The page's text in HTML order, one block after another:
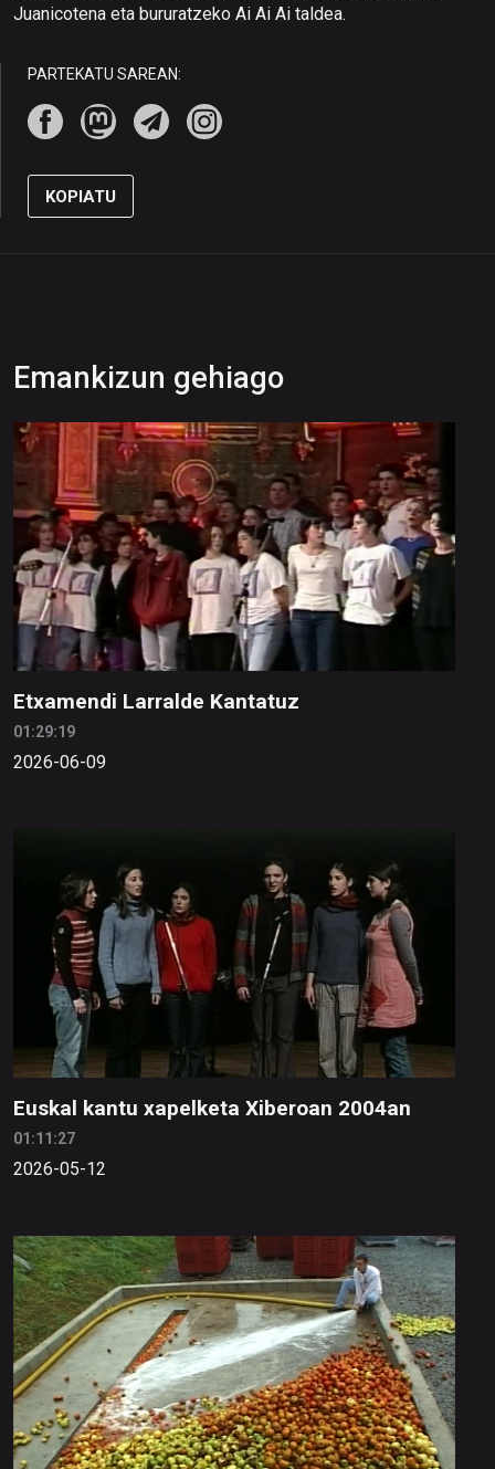
Juanicotena eta bururatzeko Ai Ai Ai taldea.
PARTEKATU SAREAN:
KOPIATU
Emankizun gehiago
Etxamendi Larralde Kantatuz
01:29:19
2026-06-09
Euskal kantu xapelketa Xiberoan 2004an
01:11:27
2026-05-12